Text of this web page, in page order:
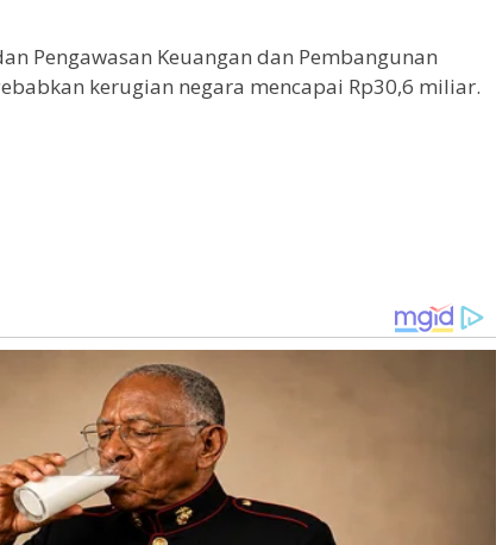
Pengawasan Keuangan dan Pembangunan
kerugian negara mencapai Rp30,6 miliar.